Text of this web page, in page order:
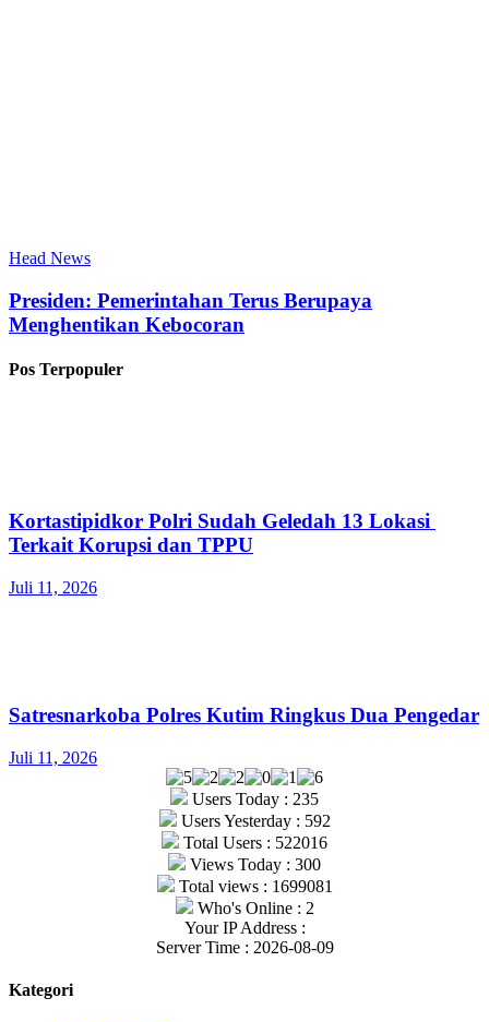
Head News
Presiden: Pemerintahan Terus Berupaya
Menghentikan Kebocoran
Pos Terpopuler
Kortastipidkor Polri Sudah Geledah 13 Lokasi
Terkait Korupsi dan TPPU
Juli 11, 2026
Satresnarkoba Polres Kutim Ringkus Dua Pengedar
Juli 11, 2026
Users Today : 235
Users Yesterday : 592
Total Users : 522016
Views Today : 300
Total views : 1699081
Who's Online : 2
Your IP Address :
Server Time : 2026-08-09
Kategori